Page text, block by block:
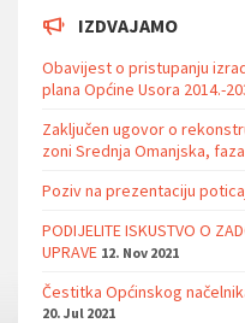
IZDVAJAMO
Obavijest o pristupanju
plana Općine Usora 2014.-
Zaključen ugovor o
zoni Srednja Omanjska, faza
Poziv na prezentaciju
PODIJELITE ISKUSTVO O
UPRAVE 12. Nov 2021
Čestitka Općinskog
20. Jul 2021